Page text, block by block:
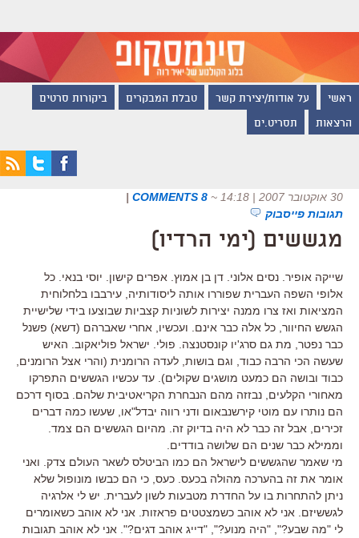
ראשי על אודות/יצירת קשר טבלת המבקרים ביקורות סרטים
הרצאות תסריט.ים
30 אוקטובר 2007 | 14:18 ~
8 COMMENTS
|
תגובות פייסבוק
מגששים (ימי הרדיו)
שייקה אופיר. נסים אלוני. דן בן אמוץ. אפרים קישון. יוסי בנאי. כל
אלופי השפה העברית שפוררו אותה ליסודותיה, עירבבו בלחלוחית
המציאות ואז צרו ממנה יצירות לשוניות קצביות שבוצעו בידי שלישיית
הגשש החיוור, כל אלה כבר אינם. ועכשיו, אחרי שאברהם (דשא) פשנל
כבר נפטר, מת גם סרג'יו קונסטנצה. פולי. ישראל פוליאקוב. האיש
שעשה הכי הרבה כבוד, וגם בושות, לעדה הרומנית (והרי אצל הרומנים,
כבוד ובושה הם כמעט מושגים שקולים). עד עכשיו הגששים התפרקו
מאחורי הקלעים, נבזזה מהם הנבחרת הקריאטיבית שלהם. בסוף דרכם
הם נותרו עם מוטי קירשנבאום ודני רווה יבדל"או, שעשו כמה דברים
זכירים, אבל זה כבר לא היה בדיוק זה. מהיום הגששים הם צמד.
וממילא כבר שנים הם שלושה בודדים.
מי שאמר שהגששים לישראל הם כמו הביטלס לשאר העולם צדק. ואני
אומר את זה בהערכה מהולה בכעס. כעס, כי הם כבשו מונופול שלא
ניתן להתחרות בו על החדרת מטבעות לשון לעברית. יש לי אלרגיה
לגששיזם. אני לא אוהב כשמצטטים פראזות. אני לא אוהב כשאומרים
לי "מה שבע?", "היה מנוע?", "דייג אוהב דגים?". אני לא אוהב תגובות